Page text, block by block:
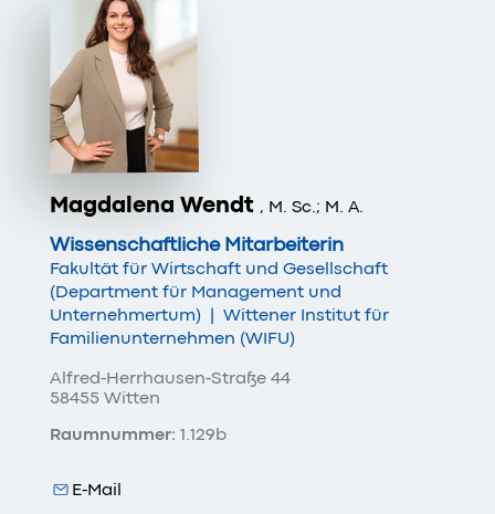
Magdalena Wendt , M. Sc.; M. A.
Wissenschaftliche Mitarbeiterin
Fakultät für Wirtschaft und Gesellschaft
(Department für Management und
Unternehmertum) | Wittener Institut für
Familienunternehmen (WIFU)
E-Mail
Alfred-Herrhausen-Straße 44
58455 Witten
Raumnummer: 1.129b